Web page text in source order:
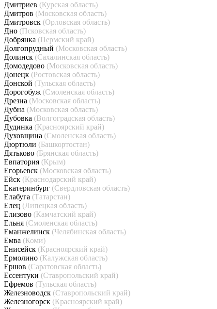
Дмитриев (Курская область)
Дмитров (Московская область)
Дмитровск (Орловская область)
Дно (Псковская область)
Добрянка (Пермский край)
Долгопрудный (Московская область)
Долинск (Сахалинская область)
Домодедово (Московская область)
Донецк (Ростовская область)
Донской (Тульская область)
Дорогобуж (Смоленская область)
Дрезна (Московская область)
Дубна (Московская область)
Дубовка (Волгоградская область)
Дудинка (Красноярский край)
Духовщина (Смоленская область)
Дюртюли (Башкортостан)
Дятьково (Брянская область)
Евпатория (Крым)
Егорьевск (Московская область)
Ейск (Краснодарский край)
Екатеринбург (Свердловская область)
Елабуга (Татарстан)
Елец (Липецкая область)
Елизово (Камчатский край)
Ельня (Смоленская область)
Еманжелинск (Челябинская область)
Емва (Коми)
Енисейск (Красноярский край)
Ермолино (Калужская область)
Ершов (Саратовская область)
Ессентуки (Ставропольский край)
Ефремов (Тульская область)
Железноводск (Ставропольский край)
Железногорск (Красноярский край)